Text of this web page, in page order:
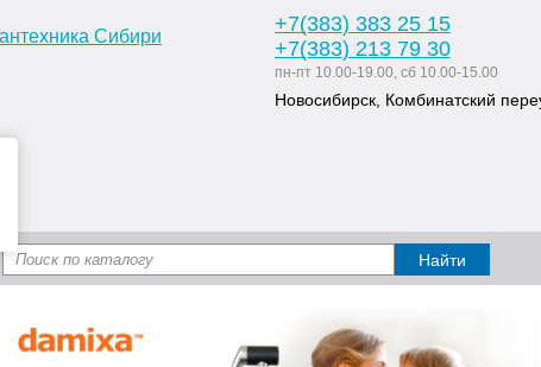
+7(383) 383 25 15
+7(383) 213 79 30
пн-пт 10.00-19.00, сб 10.00-15.00
Новосибирск, Комбинатский
Доставка и оплата Статьи Дизайн